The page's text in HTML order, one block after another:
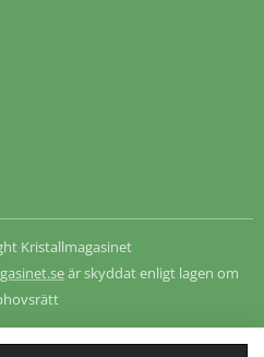
Kristallmagasinet
är skyddat enligt lagen om